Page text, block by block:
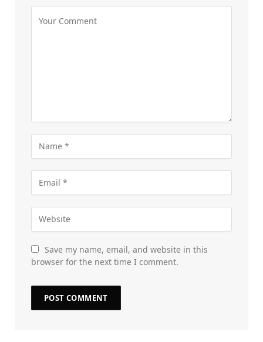
Save my name, email, and website in this
browser for the next time I comment.